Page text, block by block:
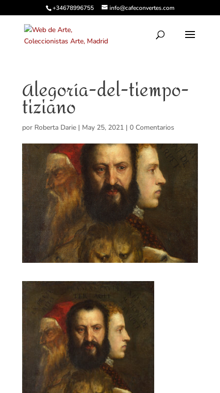
+34678996755 info@cafeconvertes.com
Alegoría-del-tiempo-
tiziano
por Roberta Darie| May 25, 2021| 0 Comentarios